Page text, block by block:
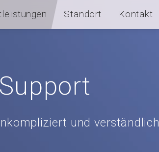
Standort Kontakt
und verständlich